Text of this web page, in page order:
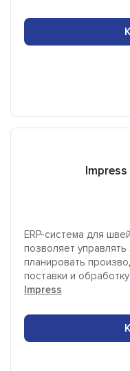
Impress
ERP-система для
позволяет
планировать
поставки и
Impress